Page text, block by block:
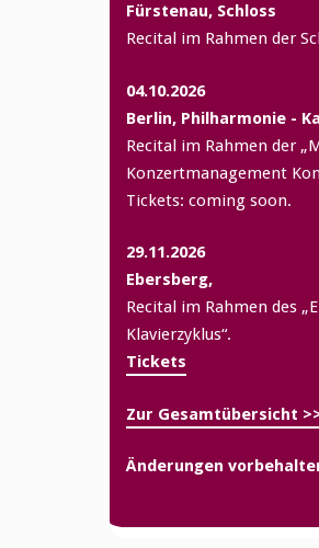
Fürstenau, Schloss
Recital im Rahmen der
04.10.2026
Berlin, Philharmonie -
Recital im Rahmen der
Konzertmanagement
Tickets: coming soon.
29.11.2026
Ebersberg,
Recital im Rahmen des
Klavierzyklus“.
Tickets
Zur Gesamtübersicht
Änderungen